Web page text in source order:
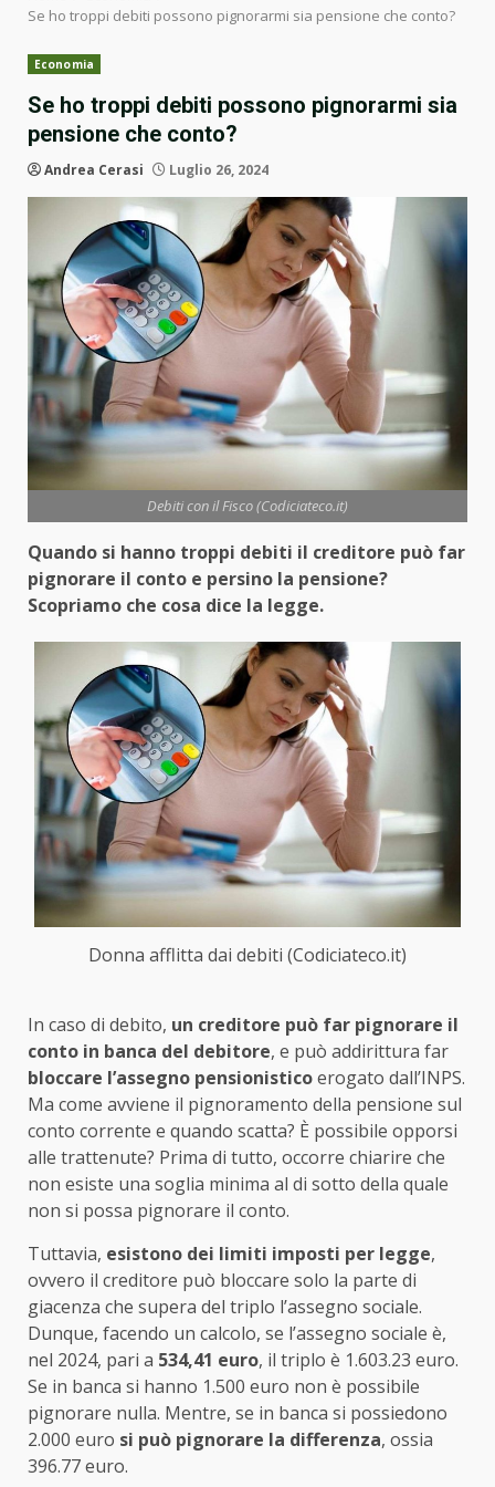
Se ho troppi debiti possono pignorarmi sia pensione che conto?
Economia
Se ho troppi debiti possono pignorarmi sia
pensione che conto?
Andrea Cerasi Luglio 26, 2024
Debiti con il Fisco (Codiciateco.it)
Quando si hanno troppi debiti il creditore può far
pignorare il conto e persino la pensione?
Scopriamo che cosa dice la legge.
Donna afflitta dai debiti (Codiciateco.it)
In caso di debito, un creditore può far pignorare il
conto in banca del debitore, e può addirittura far
bloccare l’assegno pensionisticoerogato dall’INPS.
Ma come avviene il pignoramento della pensione sul
conto corrente e quando scatta? È possibile opporsi
alle trattenute? Prima di tutto, occorre chiarire che
non esiste una soglia minima al di sotto della quale
non si possa pignorare il conto.
Tuttavia, esistono dei limiti imposti per legge,
ovvero il creditore può bloccare solo la parte di
giacenza che supera del triplo l’assegno sociale.
Dunque, facendo un calcolo, se l’assegno sociale è,
nel 2024, pari a 534,41 euro, il triplo è 1.603.23 euro.
Se in banca si hanno 1.500 euro non è possibile
pignorare nulla. Mentre, se in banca si possiedono
2.000 euro si può pignorare la differenza, ossia
396.77 euro.